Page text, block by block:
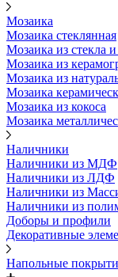
Мозаика
Мозаика стеклянная
Мозаика из стекла
Мозаика из
Мозаика из
Мозаика
Мозаика из кокоса
Мозаика
Наличники
Наличники из МДФ
Наличники из ЛДФ
Наличники из
Наличники из
Доборы и профили
Декоративные
Напольные